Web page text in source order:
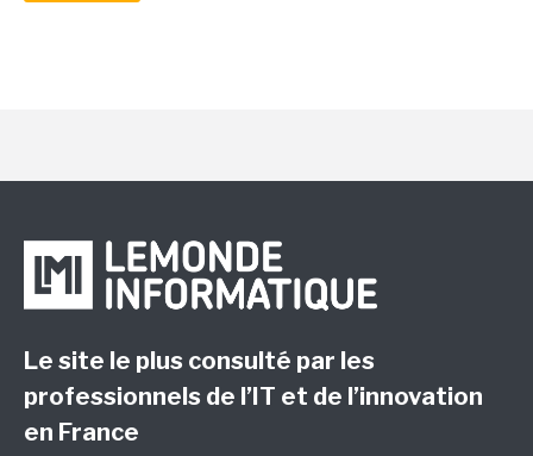
Le site le plus consulté par les
professionnels de l’IT et de l’innovation
en France